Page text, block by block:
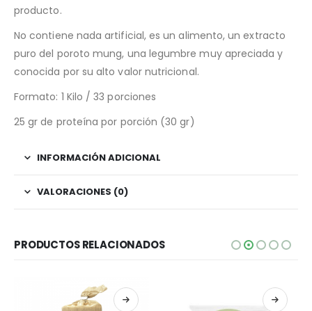
producto.
No contiene nada artificial, es un alimento, un extracto
puro del poroto mung, una legumbre muy apreciada y
conocida por su alto valor nutricional.
Formato: 1 Kilo / 33 porciones
25 gr de proteína por porción (30 gr)
INFORMACIÓN ADICIONAL
VALORACIONES (0)
PRODUCTOS RELACIONADOS